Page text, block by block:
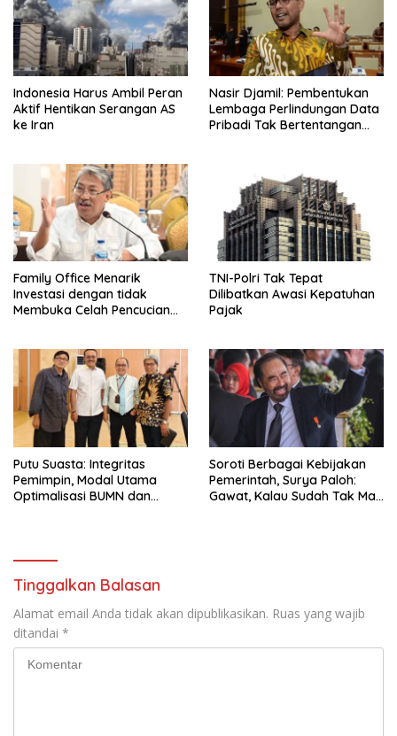
Indonesia Harus Ambil Peran
Aktif Hentikan Serangan AS
ke Iran
Nasir Djamil: Pembentukan
Lembaga Perlindungan Data
Pribadi Tak Bertentangan
Family Office Menarik
Investasi dengan tidak
Membuka Celah Pencucian
TNI-Polri Tak Tepat
Dilibatkan Awasi Kepatuhan
Pajak
Putu Suasta: Integritas
Pemimpin, Modal Utama
Optimalisasi BUMN dan
Soroti Berbagai Kebijakan
Pemerintah, Surya Paloh:
Gawat, Kalau Sudah Tak Mau
Tinggalkan Balasan
Alamat email Anda tidak akan dipublikasikan. Ruas yang wajib
ditandai *